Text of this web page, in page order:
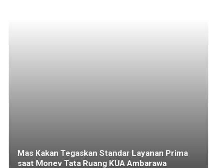
Mas Kakan Tegaskan Standar Layanan Prima
saat Monev Tata Ruang KUA Ambarawa